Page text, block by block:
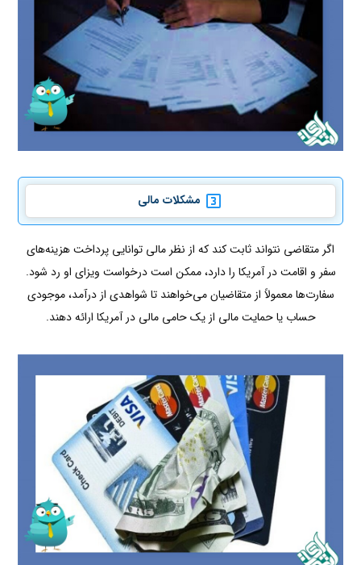
مشکلات مالی
اگر متقاضی نتواند ثابت کند که از نظر مالی توانایی پرداخت هزینه‌های
سفر و اقامت در آمریکا را دارد، ممکن است درخواست ویزای او رد شود.
سفارت‌ها معمولاً از متقاضیان می‌خواهند تا شواهدی از درآمد، موجودی
حساب یا حمایت مالی از یک حامی مالی در آمریکا ارائه دهند.